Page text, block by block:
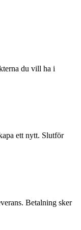
du vill ha i
ett nytt. Slutför
Betalning sker